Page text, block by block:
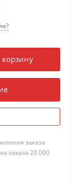
корзину
заказа
заказа 20 000